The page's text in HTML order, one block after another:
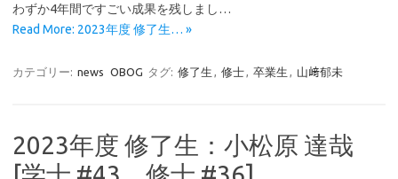
わずか4年間ですごい成果を残しまし…
Read More: 2023年度 修了生… »
カテゴリー: news OBOG タグ: 修了生 , 修士, 卒業生 , 山﨑郁未
2023年度 修了生：小松原 達哉